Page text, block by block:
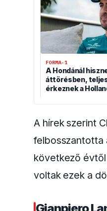
FORMA-1
A Hondánál
áttörésben,
érkeznek a